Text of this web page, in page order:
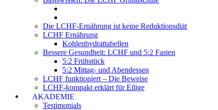
Die LCHF-Ernährung ist keine Reduktionsdiät
LCHF Ernährung
Kohlenhydrattabellen
Bessere Gesundheit: LCHF und 5:2 Fasten
5:2 Frühstück
5:2 Mittag- und Abendessen
LCHF funktioniert – Die Beweise
LCHF-kompakt erklärt für Eilige
AKADEMIE
Testimonials